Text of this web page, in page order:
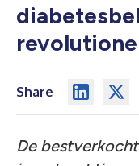
Share
De